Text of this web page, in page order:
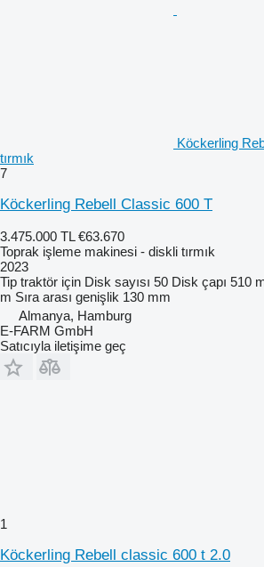
Köckerling
tırmık
7
Köckerling Rebell Classic 600 T
3.475.000 TL €63.670
Toprak işleme makinesi - diskli tırmık
2023
Tip traktör için Disk sayısı 50 Disk çapı 510
m Sıra arası genişlik 130 mm
Almanya, Hamburg
E-FARM GmbH
Satıcıyla iletişime geç
1
Köckerling Rebell classic 600 t 2.0